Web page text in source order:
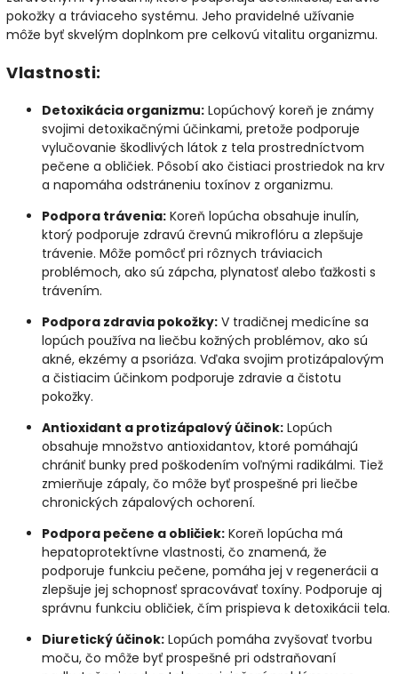
pokožky a tráviaceho systému. Jeho pravidelné užívanie
môže byť skvelým doplnkom pre celkovú vitalitu organizmu.
Vlastnosti:
Detoxikácia organizmu: Lopúchový koreň je známy
svojimi detoxikačnými účinkami, pretože podporuje
vylučovanie škodlivých látok z tela prostredníctvom
pečene a obličiek. Pôsobí ako čistiaci prostriedok na krv
a napomáha odstráneniu toxínov z organizmu.
Podpora trávenia: Koreň lopúcha obsahuje inulín,
ktorý podporuje zdravú črevnú mikroflóru a zlepšuje
trávenie. Môže pomôcť pri rôznych tráviacich
problémoch, ako sú zápcha, plynatosť alebo ťažkosti s
trávením.
Podpora zdravia pokožky: V tradičnej medicíne sa
lopúch používa na liečbu kožných problémov, ako sú
akné, ekzémy a psoriáza. Vďaka svojim protizápalovým
a čistiacim účinkom podporuje zdravie a čistotu
pokožky.
Antioxidant a protizápalový účinok: Lopúch
obsahuje množstvo antioxidantov, ktoré pomáhajú
chrániť bunky pred poškodením voľnými radikálmi. Tiež
zmierňuje zápaly, čo môže byť prospešné pri liečbe
chronických zápalových ochorení.
Podpora pečene a obličiek: Koreň lopúcha má
hepatoprotektívne vlastnosti, čo znamená, že
podporuje funkciu pečene, pomáha jej v regenerácii a
zlepšuje jej schopnosť spracovávať toxíny. Podporuje aj
správnu funkciu obličiek, čím prispieva k detoxikácii tela.
Diuretický účinok: Lopúch pomáha zvyšovať tvorbu
moču, čo môže byť prospešné pri odstraňovaní